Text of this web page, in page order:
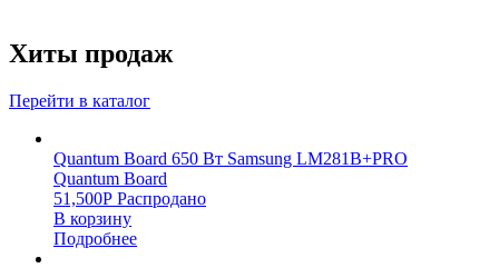
Хиты продаж
Перейти в каталог
Quantum Board 650 Вт Samsung LM281B+PRO
Quantum Board
51,500Р Распродано
В корзину
Подробнее